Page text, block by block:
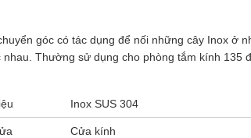
góc có tác dụng để nối những cây Inox ở
nhau. Thường sử dụng cho phòng tắm kính 135
Inox SUS 304
Cửa kính